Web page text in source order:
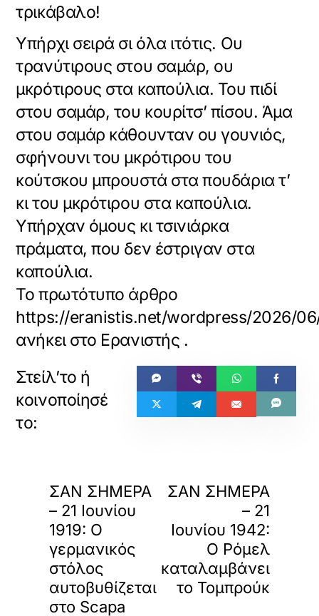
τρικάβαλο!
Υπήρχι σειρά σι όλα ιτότις. Ου
τρανύτιρους στου σαμάρ, ου
μκρότιρους στα καπούλια. Του πιδί
στου σαμάρ, του κουρίτσ’ πίσου. Άμα
στου σαμάρ κάθουνταν ου γουνιός,
σφήνουνι του μκρότιρου του
κούτσκου μπρουστά στα πουδάρια τ’
κι του μκρότιρου στα καπούλια.
Υπήρχαν όμους κι τσινιάρκα
πράματα, που δεν έστριγαν στα
καπούλια.
Το πρωτότυπο άρθρο
https://eranistis.net/wordpress/2026/
ανήκει στο Ερανιστής .
ΣΑΝ ΣΗΜΕΡΑ
– 21 Ιουνίου
1919: Ο
γερμανικός
στόλος
αυτοβυθίζεται
στο Scapa
ΣΑΝ ΣΗΜΕΡΑ
– 21
Ιουνίου 1942:
Ο Ρόμελ
καταλαμβάνει
το Τομπρούκ